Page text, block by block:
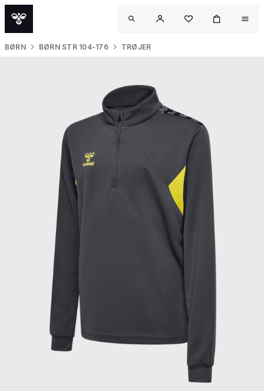
BØRN BØRN STR 104-176 TRØJER